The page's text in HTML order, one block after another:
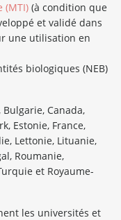
(MTI)(à condition que
et validé dans
une utilisation en
biologiques (NEB)
Canada,
Estonie, France,
Lettonie, Lituanie,
Roumanie,
et Royaume-
les universités et